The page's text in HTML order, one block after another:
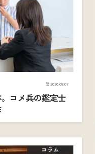
2026.08.07
コメ兵の鑑定士
コラム